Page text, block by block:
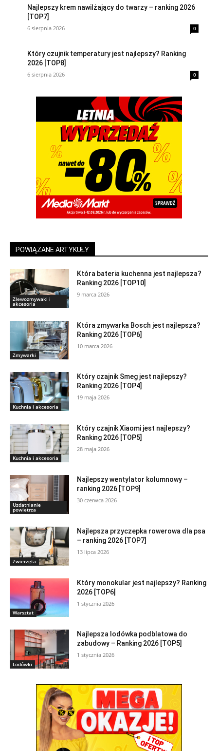
Najlepszy krem nawilżający do twarzy – ranking 2026
[TOP7]
6 sierpnia 2026 0
Który czujnik temperatury jest najlepszy? Ranking
2026 [TOP8]
6 sierpnia 2026 0
POWIĄZANE ARTYKUŁY
Zlewozmywaki i
akcesoria
Która bateria kuchenna jest najlepsza?
Ranking 2026 [TOP10]
9 marca 2026
Zmywarki
Która zmywarka Bosch jest najlepsza?
Ranking 2026 [TOP6]
10 marca 2026
Kuchnia i akcesoria
Który czajnik Smeg jest najlepszy?
Ranking 2026 [TOP4]
19 maja 2026
Kuchnia i akcesoria
Który czajnik Xiaomi jest najlepszy?
Ranking 2026 [TOP5]
28 maja 2026
Uzdatnianie
powietrza
Najlepszy wentylator kolumnowy –
ranking 2026 [TOP9]
30 czerwca 2026
Zwierzęta
Najlepsza przyczepka rowerowa dla psa
– ranking 2026 [TOP7]
13 lipca 2026
Warsztat
Który monokular jest najlepszy? Ranking
2026 [TOP6]
1 stycznia 2026
Lodówki
Najlepsza lodówka podblatowa do
zabudowy – Ranking 2026 [TOP5]
1 stycznia 2026